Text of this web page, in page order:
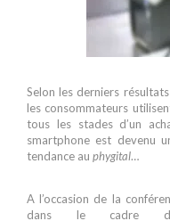
Selon les derniers
les consommateurs
tous les stades d’un
smartphone est devenu
tendance au phygital…
A l’occasion de la
dans le cadre du